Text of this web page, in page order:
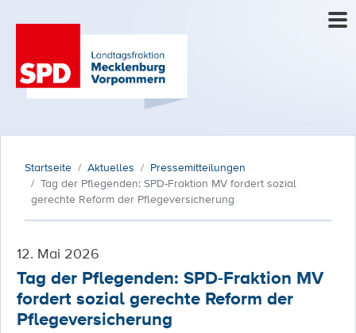
Startseite Aktuelles
Pressemitteilungen
Tag der Pflegenden: SPD-Fraktion MV fordert sozial
gerechte Reform der Pflegeversicherung
12. Mai 2026
Tag der Pflegenden: SPD-Fraktion MV
fordert sozial gerechte Reform der
Pflegeversicherung